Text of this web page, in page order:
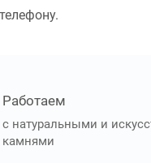
Работаем
с натуральными и
камнями